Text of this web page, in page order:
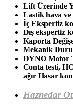
Lift Üzerinde
Lastik hava
İç Ekspertiz
Dış ekspertiz
Kaporta
Mekanik
DYNO Motor
Conta testi,
ağır Hasar
Haznedar